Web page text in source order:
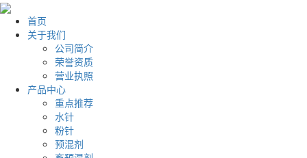
首页
关于我们
公司简介
荣誉资质
营业执照
产品中心
重点推荐
水针
粉针
预混剂